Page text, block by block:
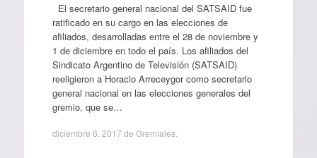
El secretario general nacional del SATSAID fue
ratificado en su cargo en las elecciones de
afiliados, desarrolladas entre el 28 de noviembre y
1 de diciembre en todo el país. Los afiliados del
Sindicato Argentino de Televisión (SATSAID)
reeligieron a Horacio Arreceygor como secretario
general nacional en las elecciones generales del
gremio, que se…
diciembre 6, 2017 de Gremiales.